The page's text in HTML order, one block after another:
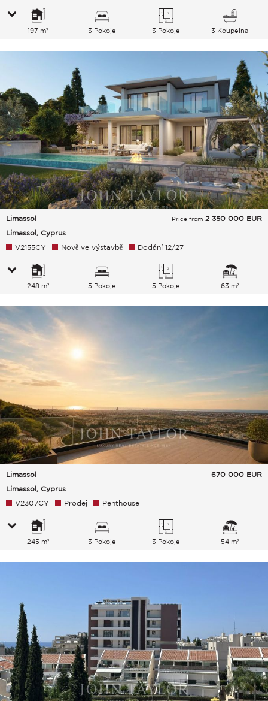
197 m² 3 Pokoje 3 Pokoje 3 Koupelna
Limassol
Limassol, Cyprus
Price from 2 350 000 EUR
V2155CY Nově ve výstavbě Dodání 12/27
248 m² 5 Pokoje 5 Pokoje 63 m²
Limassol
Limassol, Cyprus
670 000 EUR
V2307CY Prodej Penthouse
245 m² 3 Pokoje 3 Pokoje 54 m²